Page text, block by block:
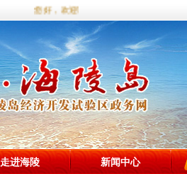
您好，欢迎访问海陵试验区政务网站！
走进海陵 新闻中心